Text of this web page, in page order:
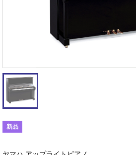
新品